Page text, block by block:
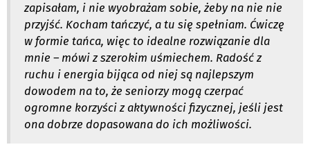
zapisałam, i nie wyobrażam sobie, żeby na nie nie
przyjść. Kocham tańczyć, a tu się spełniam. Ćwiczę
w formie tańca, więc to idealne rozwiązanie dla
mnie – mówi z szerokim uśmiechem. Radość z
ruchu i energia bijąca od niej są najlepszym
dowodem na to, że seniorzy mogą czerpać
ogromne korzyści z aktywności fizycznej, jeśli jest
ona dobrze dopasowana do ich możliwości.